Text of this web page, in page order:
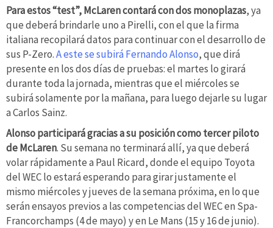
Para estos “test”, McLaren contará con dos monoplazas, ya
que deberá brindarle uno a Pirelli, con el que la firma
italiana recopilará datos para continuar con el desarrollo de
sus P-Zero.A este se subirá Fernando Alonso, que dirá
presente en los dos días de pruebas: el martes lo girará
durante toda la jornada, mientras que el miércoles se
subirá solamente por la mañana, para luego dejarle su lugar
a Carlos Sainz.
Alonso participará gracias a su posición como tercer piloto
de McLaren. Su semana no terminará allí, ya que deberá
volar rápidamente a Paul Ricard, donde el equipo Toyota
del WEC lo estará esperando para girar justamente el
mismo miércoles y jueves de la semana próxima, en lo que
serán ensayos previos a las competencias del WEC en Spa-
Francorchamps (4 de mayo) y en Le Mans (15 y 16 de junio).